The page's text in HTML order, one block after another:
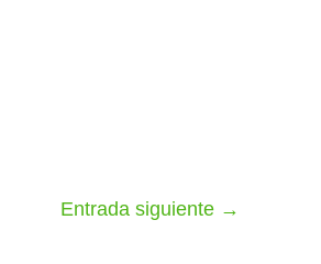
Entrada siguiente →